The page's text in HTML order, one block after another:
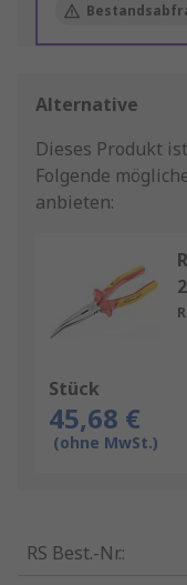
Alternative
Dieses Produkt
Folgende
anbieten:
Stück
45,68 €
(ohne MwSt.)
RS Best.-Nr.: